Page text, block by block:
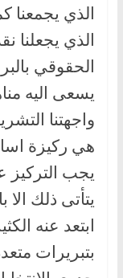
الذي يجمعنا
الذي يجعلنا
الحقوقي
يسعى اليه
واجهتنا
هي ركيزة
يجب التركيز
يتأتى ذلك الا
ابتعد عنه
بتبريرات